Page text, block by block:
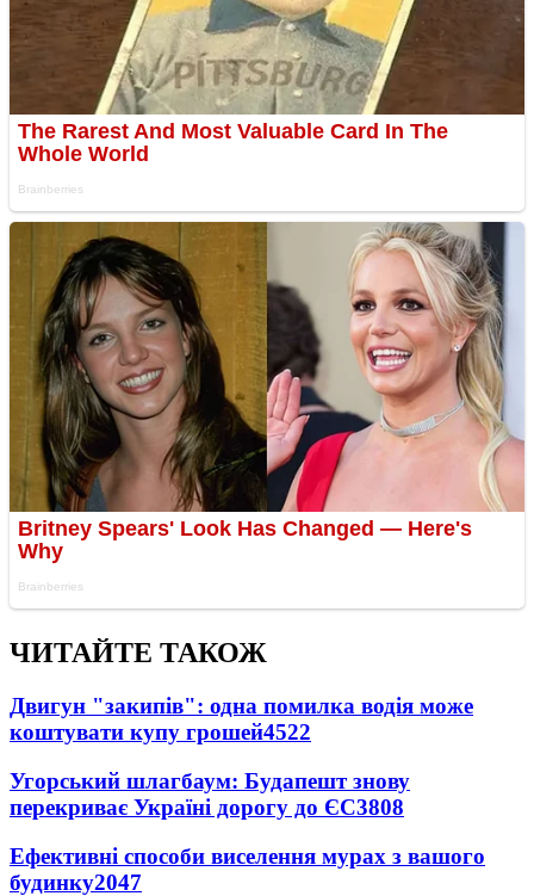
ЧИТАЙТЕ ТАКОЖ
Двигун "закипів": одна помилка водія може
коштувати купу грошей4522
Угорський шлагбаум: Будапешт знову
перекриває Україні дорогу до ЄС3808
Ефективні способи виселення мурах з вашого
будинку2047